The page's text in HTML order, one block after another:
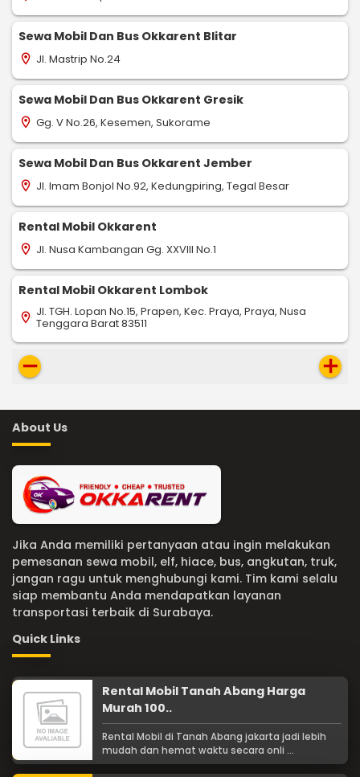
Sewa Mobil Dan Bus Okkarent Blitar
location_on Jl. Mastrip No.24
Sewa Mobil Dan Bus Okkarent Gresik
location_on Gg. V No.26, Kesemen, Sukorame
Sewa Mobil Dan Bus Okkarent Jember
location_on Jl. Imam Bonjol No.92, Kedungpiring, Tegal Besar
Rental Mobil Okkarent
location_on Jl. Nusa Kambangan Gg. XXVIII No.1
Rental Mobil Okkarent Lombok
location_on Jl. TGH. Lopan No.15, Prapen, Kec. Praya, Praya, Nusa
Tenggara Barat 83511
remove add
About Us
Jika Anda memiliki pertanyaan atau ingin melakukan
pemesanan sewa mobil, elf, hiace, bus, angkutan, truk,
jangan ragu untuk menghubungi kami. Tim kami selalu
siap membantu Anda mendapatkan layanan
transportasi terbaik di Surabaya.
Quick Links
Rental Mobil Tanah Abang Harga
Murah 100..
Rental Mobil di Tanah Abang jakarta jadi lebih
mudah dan hemat waktu secara onli ...